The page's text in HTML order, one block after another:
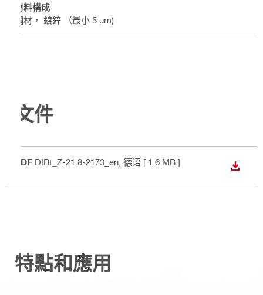
材料構成
鋼材， 鍍鋅 （最小 5 µm)
文件
PDF DIBt_Z-21.8-2173_en , 德语 [ 1.6 MB ]
下載
特點和應用